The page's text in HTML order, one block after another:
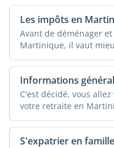
Les impôts en
Avant de déménager
Martinique, il vaut
Informations
C'est décidé, vous
votre retraite en
S'expatrier en